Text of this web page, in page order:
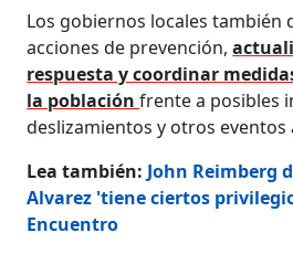
Los gobiernos locales también
acciones de prevención,
respuesta y coordinar
la poblaciónfrente a posibles
deslizamientos y otros eventos
Lea también: John Reimberg
Alvarez 'tiene ciertos
Encuentro